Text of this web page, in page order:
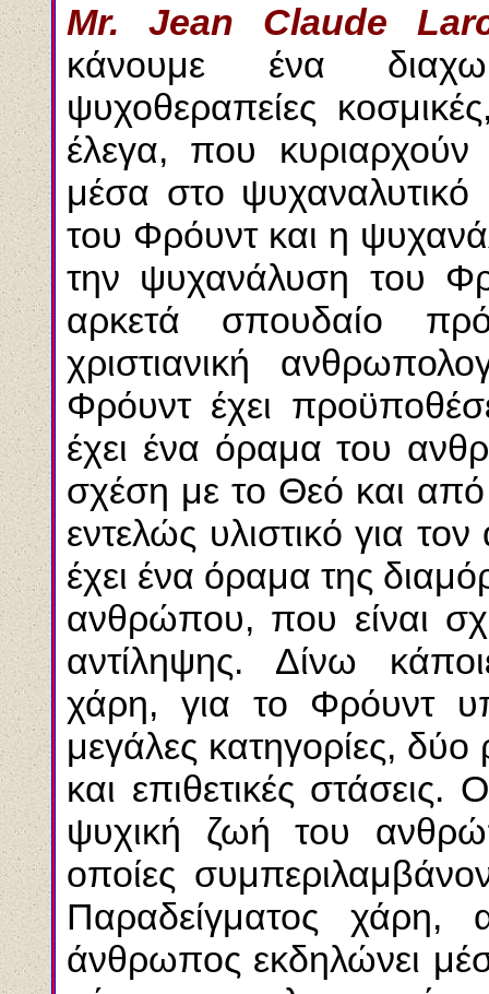
Mr. Jean Claude
κάνουμε ένα
ψυχοθεραπείες
έλεγα, που
μέσα στο
του Φρόυντ και η
την ψυχανάλυση του
αρκετά σπουδαίο
χριστιανική
Φρόυντ έχει
έχει ένα όραμα του
σχέση με το Θεό και από
εντελώς υλιστικό για
έχει ένα όραμα της
ανθρώπου, που είναι
αντίληψης. Δίνω
χάρη, για το Φρόυντ
μεγάλες κατηγορίες, δύο
και επιθετικές
ψυχική ζωή του
οποίες
Παραδείγματος
άνθρωπος εκδηλώνει